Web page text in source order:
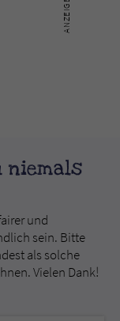
niemals
und
sein. Bitte
als solche
Vielen Dank!